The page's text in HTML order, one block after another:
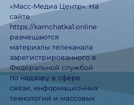
«Масс-Медиа Центр». На
сайте
https://kamchatka1.online
размещаются
материалы телеканала
зарегистрированного в
Федеральной службой
по надзору в сфере
связи, информационных
технологий и массовых